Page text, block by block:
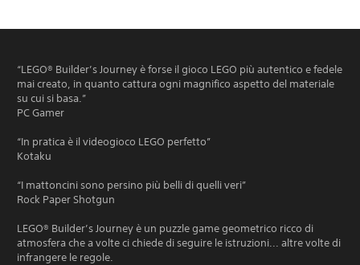
“LEGO® Builder’s Journey è forse il gioco LEGO più autentico e fedele
mai creato, in quanto cattura ogni magnifico aspetto del materiale
su cui si basa.”
PC Gamer
“In pratica è il videogioco LEGO perfetto”
Kotaku
“I mattoncini sono persino più belli di quelli veri”
Rock Paper Shotgun
LEGO® Builder’s Journey è un puzzle game geometrico ricco di
atmosfera che a volte ci chiede di seguire le istruzioni... altre volte di
infrangere le regole.